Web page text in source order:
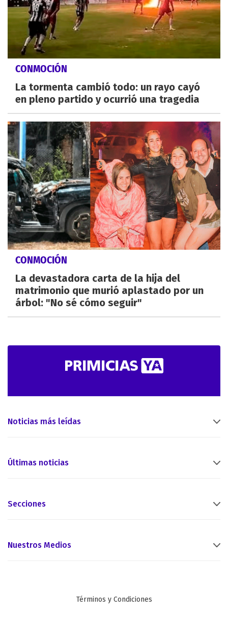
CONMOCIÓN
La tormenta cambió todo: un rayo cayó
en pleno partido y ocurrió una tragedia
CONMOCIÓN
La devastadora carta de la hija del
matrimonio que murió aplastado por un
árbol: "No sé cómo seguir"
Noticias más leídas
Últimas noticias
Secciones
Nuestros Medios
Términos y Condiciones